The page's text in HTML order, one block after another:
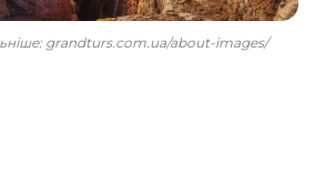
grandturs.com.ua/about-images/